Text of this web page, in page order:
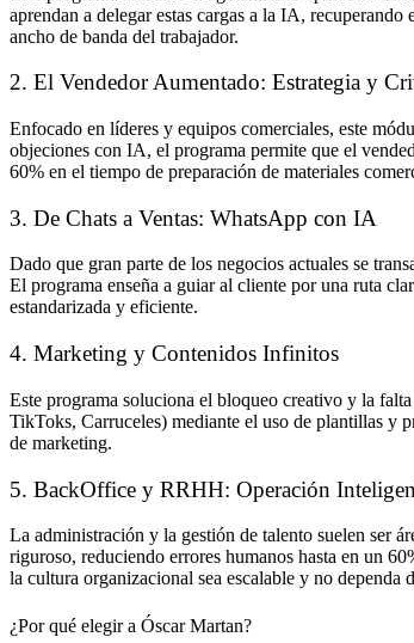
aprendan a delegar estas cargas a la IA,
ancho de banda del trabajador.
2. El Vendedor Aumentado: Estrategia y
Enfocado en líderes y equipos comerciales, este
objeciones con IA, el programa permite que el
60% en el tiempo de preparación de materiales
3. De Chats a Ventas: WhatsApp con IA
Dado que gran parte de los negocios actuales se
El programa enseña a guiar al cliente por una ruta
estandarizada y eficiente.
4. Marketing y Contenidos Infinitos
Este programa soluciona el bloqueo creativo y la
TikToks, Carruceles) mediante el uso de plantillas y
de marketing.
5. BackOffice y RRHH: Operación
La administración y la gestión de talento suelen ser
riguroso, reduciendo errores humanos hasta en un
la cultura organizacional sea escalable y no dependa
¿Por qué elegir a Óscar Martan?